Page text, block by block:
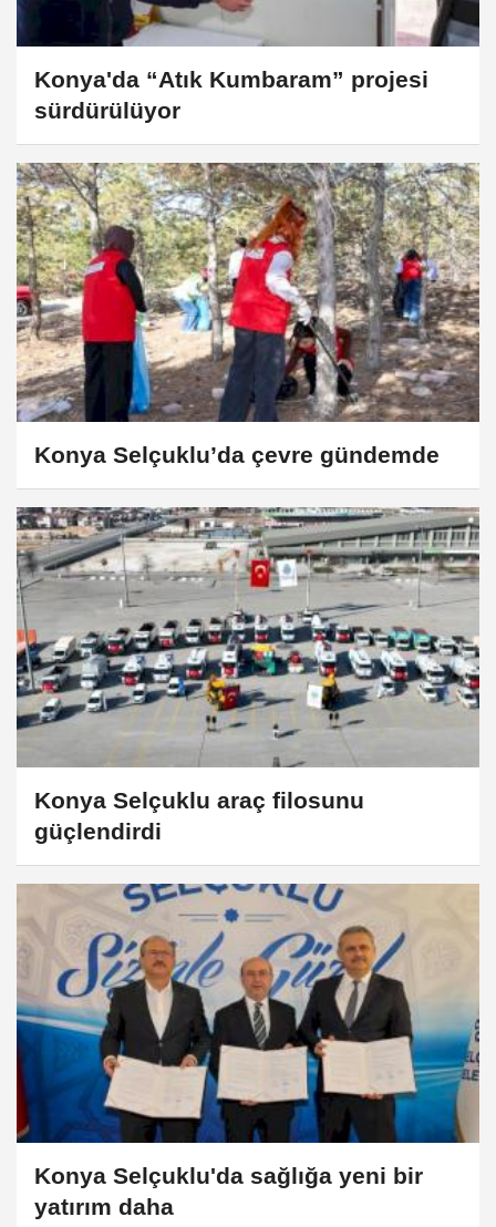
Konya'da “Atık Kumbaram” projesi
sürdürülüyor
Konya Selçuklu’da çevre gündemde
Konya Selçuklu araç filosunu
güçlendirdi
Konya Selçuklu'da sağlığa yeni bir
yatırım daha